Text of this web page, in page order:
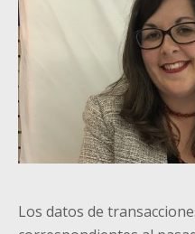
Los datos de